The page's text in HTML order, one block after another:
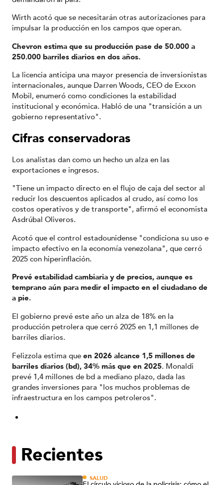
Wirth acotó que se necesitarán otras autorizaciones para
impulsar la producción en los campos que operan.
Chevron estima que su producción pase de 50.000 a
250.000 barriles diarios en dos años.
La licencia anticipa una mayor presencia de inversionistas
internacionales, aunque Darren Woods, CEO de Exxon
Mobil, enumeró como condiciones la estabilidad
institucional y económica. Habló de una "transición a un
gobierno representativo".
Cifras conservadoras
Los analistas dan como un hecho un alza en las
exportaciones e ingresos.
"Tiene un impacto directo en el flujo de caja del sector al
reducir los descuentos aplicados al crudo, así como los
costos operativos y de transporte", afirmó el economista
Asdrúbal Oliveros.
Acotó que el control estadounidense "condiciona su uso e
impacto efectivo en la economía venezolana", que cerró
2025 con hiperinflación.
Prevé estabilidad cambiaria y de precios, aunque es
temprano aún para medir el impacto en el ciudadano de
a pie.
El gobierno prevé este año un alza de 18% en la
producción petrolera que cerró 2025 en 1,1 millones de
barriles diarios.
Felizzola estima que en 2026 alcance 1,5 millones de
barriles diarios (bd), 34% más que en 2025. Monaldi
prevé 1,4 millones de bd a mediano plazo, dada las
grandes inversiones para "los muchos problemas de
infraestructura en los campos petroleros".
Recientes
SALUD